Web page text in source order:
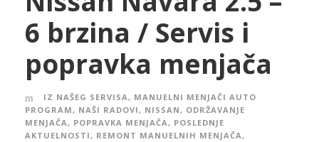
6 brzina / Servis i
popravka menjača
IZ NAŠEG SERVISA, MANUELNI MENJAČI AUTO
PROGRAM, NAŠI RADOVI, NISSAN, ODRŽAVANJE
MENJAČA, POPRAVKA MENJAČA, POSLEDNJE
AKTUELNOSTI, REMONT MANUELNIH MENJAČA,